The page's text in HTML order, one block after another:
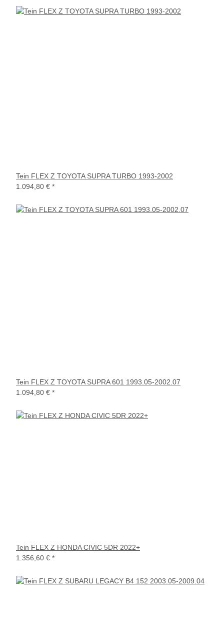
Tein FLEX Z TOYOTA SUPRA TURBO 1993-2002
1.094,80 € *
Tein FLEX Z TOYOTA SUPRA 601 1993.05-2002.07
1.094,80 € *
Tein FLEX Z HONDA CIVIC 5DR 2022+
1.356,60 € *